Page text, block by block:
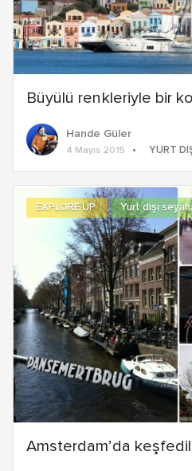
Büyülü renkleriyle bir
Hande Güler
4 Mayıs 2015 YURT
Amsterdam’da
EXPLORE UP Yurt dışı